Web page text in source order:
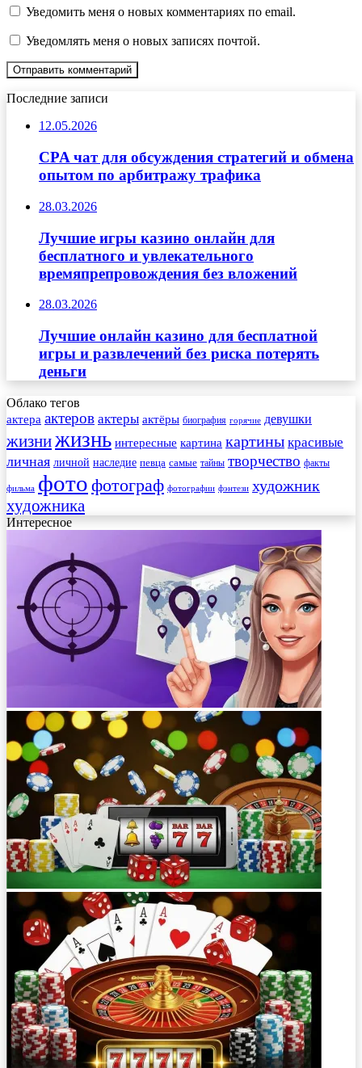
Уведомить меня о новых комментариях по email.
Уведомлять меня о новых записях почтой.
Последние записи
12.05.2026
CPA чат для обсуждения стратегий и обмена
опытом по арбитражу трафика
28.03.2026
Лучшие игры казино онлайн для
бесплатного и увлекательного
времяпрепровождения без вложений
28.03.2026
Лучшие онлайн казино для бесплатной
игры и развлечений без риска потерять
деньги
Облако тегов
актера актеров актеры актёры биография горячие девушки
жизнижизнь интересные картина картины красивые
личная личной наследие певца самые тайны творчество факты
фильма фото фотограф фотографии фэнтези художник
художника
Интересное